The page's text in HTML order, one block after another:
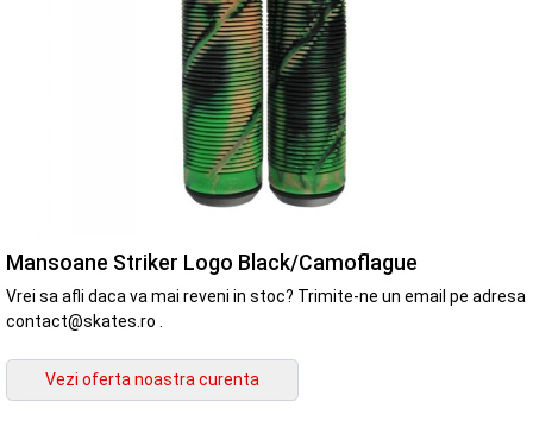
Mansoane Striker Logo Black/Camoflague
Vrei sa afli daca va mai reveni in stoc? Trimite-ne un email pe adresa
contact@skates.ro .